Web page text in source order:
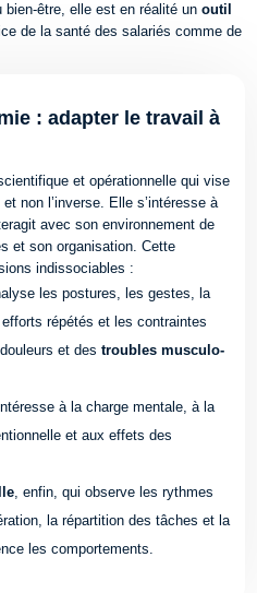
bien-être, elle est en réalité unoutil
de la santé des salariés comme de
: adapter le travail à
et opérationnelle qui vise
et non l’inverse. Elle s’intéresse à
avec son environnement de
et son organisation. Cette
indissociables :
les postures, les gestes, la
répétés et les contraintes
et des troubles musculo-
à la charge mentale, à la
et aux effets des
, enfin, qui observe les rythmes
la répartition des tâches et la
les comportements.